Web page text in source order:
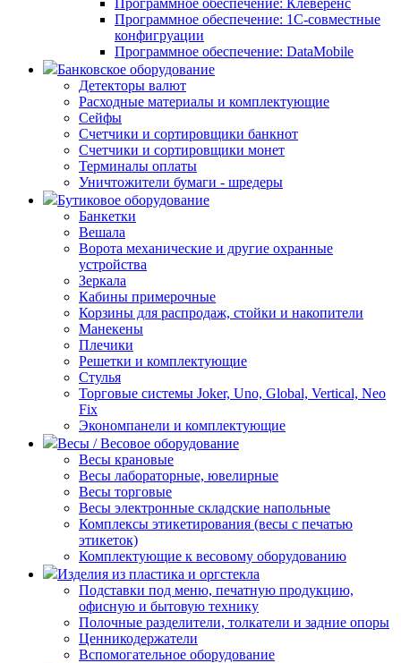
Программное обеспечение: 1С-совместные
конфигруации
Программное обеспечение: DataMobile
Банковское оборудование
Детекторы валют
Расходные материалы и комплектующие
Сейфы
Счетчики и сортировщики банкнот
Счетчики и сортировщики монет
Терминалы оплаты
Уничтожители бумаги - шредеры
Бутиковое оборудование
Банкетки
Вешала
Ворота механические и другие охранные
устройства
Зеркала
Кабины примерочные
Корзины для распродаж, стойки и накопители
Манекены
Плечики
Решетки и комплектующие
Стулья
Торговые системы Joker, Uno, Global, Vertical, Neo
Fix
Экономпанели и комплектующие
Весы / Весовое оборудование
Весы крановые
Весы лабораторные, ювелирные
Весы торговые
Весы электронные складские напольные
Комплексы этикетирования (весы с печатью
этикеток)
Комплектующие к весовому оборудованию
Изделия из пластика и оргстекла
Подставки под меню, печатную продукцию,
офисную и бытовую технику
Полочные разделители, толкатели и задние опоры
Ценникодержатели
Вспомогательное оборудование